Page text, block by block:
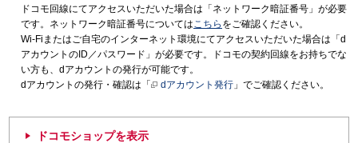
ドコモ回線にてアクセスいただいた場合は「ネットワーク暗証番号」が必要
です。ネットワーク暗証番号についてはこちら をご確認ください。
Wi-Fiまたはご自宅のインターネット環境にてアクセスいただいた場合は「d
アカウントのID／パスワード」が必要です。ドコモの契約回線をお持ちでな
い方も、dアカウントの発行が可能です。
dアカウントの発行・確認は「
dアカウント発行 」でご確認ください。
ドコモショップを表示